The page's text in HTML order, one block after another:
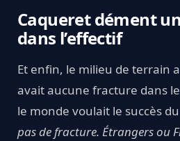
Caqueret dément
dans l’effectif
Et enfin, le milieu de terrain a
avait aucune fracture dans
le monde voulait le succès
pas de fracture. Étrangers ou